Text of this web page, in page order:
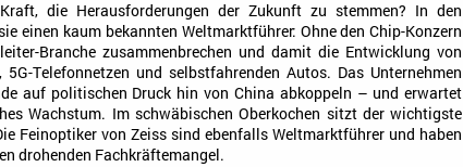
die Herausforderungen der Zukunft zu stemmen? In den
einen kaum bekannten Weltmarktführer: Ohne den Chip-Konzern
Branche zusammenbrechen und damit die Entwicklung von
Telefonnetzen und selbstfahrenden Autos. Das Unternehmen
auf politischen Druck hin von China abkoppeln – und erwartet
Wachstum. Im schwäbischen Oberkochen sitzt der wichtigste
Feinoptiker von Zeiss sind ebenfalls Weltmarktführer und haben
drohenden Fachkräftemangel.